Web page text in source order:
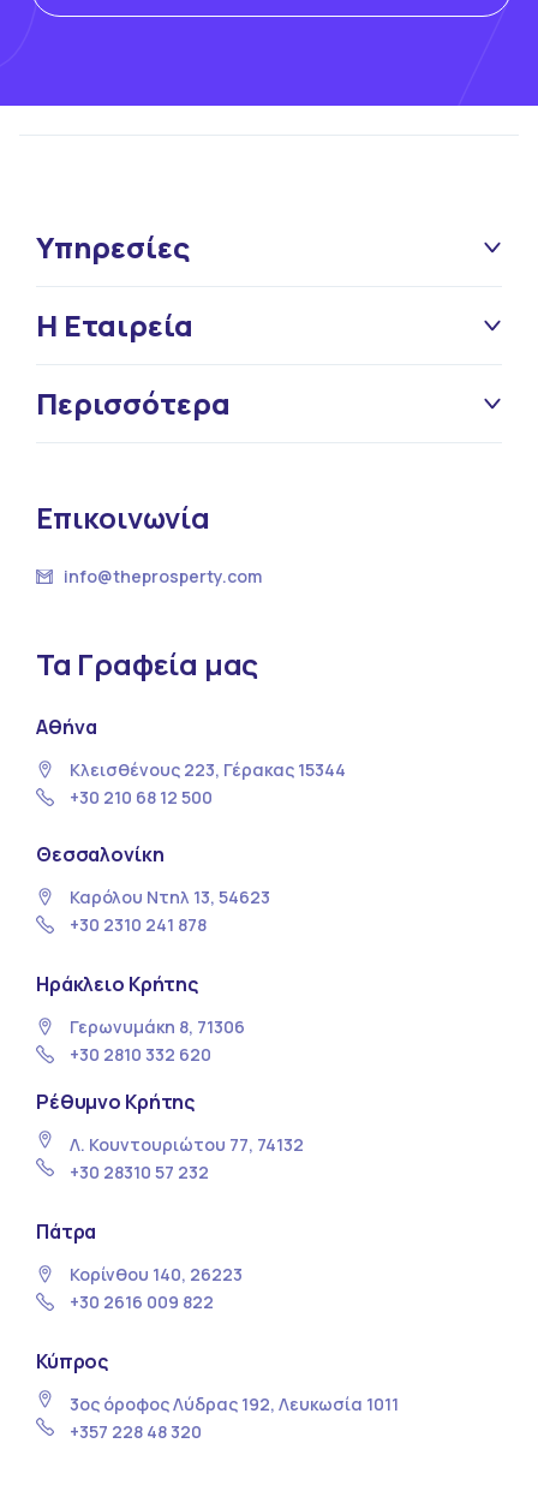
Υπηρεσίες
Η Εταιρεία
Περισσότερα
Επικοινωνία
info@theprosperty.com
Τα Γραφεία μας
Αθήνα
Κλεισθένους 223, Γέρακας 15344
+30 210 68 12 500
Θεσσαλονίκη
Καρόλου Ντηλ 13, 54623
+30 2310 241 878
Ηράκλειο Κρήτης
Γερωνυμάκη 8, 71306
+30 2810 332 620
Ρέθυμνο Κρήτης
Λ. Κουντουριώτου 77, 74132
+30 28310 57 232
Πάτρα
Κορίνθου 140, 26223
+30 2616 009 822
Κύπρος
3ος όροφος Λύδρας 192, Λευκωσία 1011
+357 228 48 320